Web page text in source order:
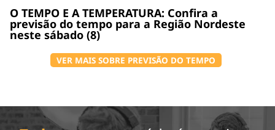
O TEMPO E A TEMPERATURA: Confira a
previsão do tempo para a Região Nordeste
neste sábado (8)
VER MAIS SOBRE PREVISÃO DO TEMPO